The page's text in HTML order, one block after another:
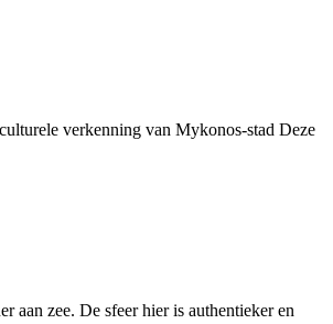
verkenning van Mykonos-stad Deze
aan zee. De sfeer hier is authentieker en